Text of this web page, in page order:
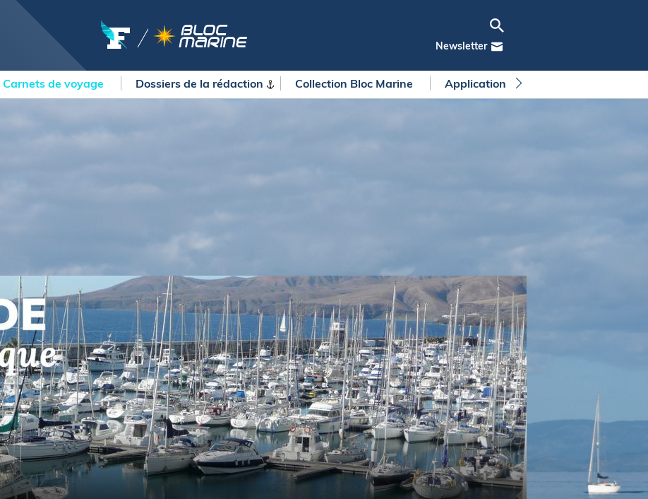
Newsletter
Transat Café l'Or
America's Cup
LOISIRS
Pêche en mer
Plongée
Glisse
Culture nautique
SERVICES
La newsletter
METEO CONSULT Marine
Briefings
FLASH INFO
Carnets de voyage Dossiers de la rédaction Collection Bloc Marine Application Bloc Marine